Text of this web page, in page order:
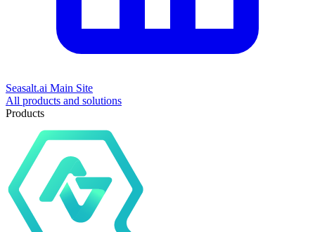
Seasalt.ai Main Site
All products and solutions
Products